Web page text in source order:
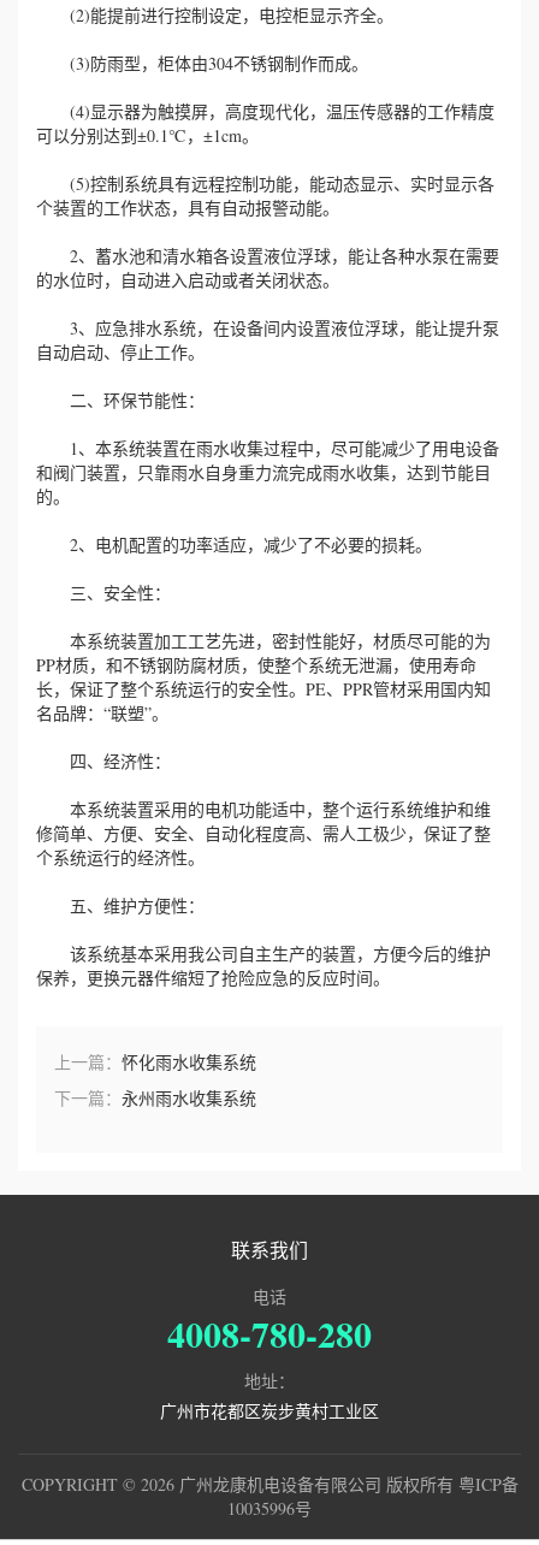
(2)能提前进行控制设定，电控柜显示齐全。
(3)防雨型，柜体由304不锈钢制作而成。
(4)显示器为触摸屏，高度现代化，温压传感器的工作精度
可以分别达到±0.1℃，±1cm。
(5)控制系统具有远程控制功能，能动态显示、实时显示各
个装置的工作状态，具有自动报警动能。
2、蓄水池和清水箱各设置液位浮球，能让各种水泵在需要
的水位时，自动进入启动或者关闭状态。
3、应急排水系统，在设备间内设置液位浮球，能让提升泵
自动启动、停止工作。
二、环保节能性：
1、本系统装置在雨水收集过程中，尽可能减少了用电设备
和阀门装置，只靠雨水自身重力流完成雨水收集，达到节能目
的。
2、电机配置的功率适应，减少了不必要的损耗。
三、安全性：
本系统装置加工工艺先进，密封性能好，材质尽可能的为
PP材质，和不锈钢防腐材质，使整个系统无泄漏，使用寿命
长，保证了整个系统运行的安全性。PE、PPR管材采用国内知
名品牌：“联塑”。
四、经济性：
本系统装置采用的电机功能适中，整个运行系统维护和维
修简单、方便、安全、自动化程度高、需人工极少，保证了整
个系统运行的经济性。
五、维护方便性：
该系统基本采用我公司自主生产的装置，方便今后的维护
保养，更换元器件缩短了抢险应急的反应时间。
上一篇： 怀化雨水收集系统
下一篇： 永州雨水收集系统
联系我们
电话
4008-780-280
地址：
广州市花都区炭步黄村工业区
COPYRIGHT © 2026 广州龙康机电设备有限公司 版权所有 粤ICP备
10035996号